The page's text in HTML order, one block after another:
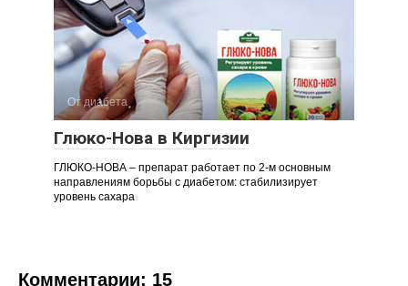
От диабета
Глюко-Нова в Киргизии
ГЛЮКО-НОВА – препарат работает по 2-м основным
направлениям борьбы с диабетом: стабилизирует
уровень сахара
Комментарии: 15